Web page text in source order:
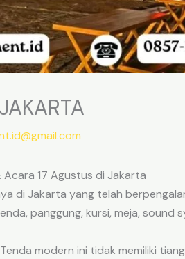
Acara 17 Agustus di Jakarta
di Jakarta yang telah
panggung, kursi, meja, sound
modern ini tidak memiliki